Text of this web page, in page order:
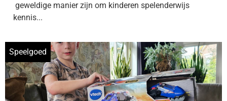
geweldige manier zijn om kinderen spelenderwijs
kennis...
Speelgoed